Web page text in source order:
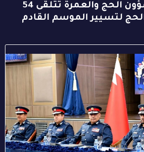
اللجنة العليا لشؤون الحج والعمرة تتلقى 54
لتسيير الموسم القادم